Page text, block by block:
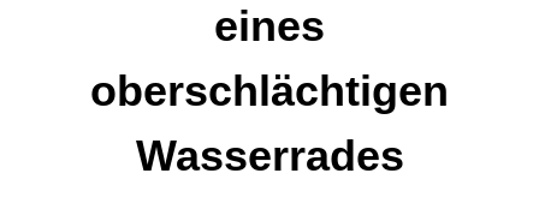
eines
oberschlächtigen
Wasserrades